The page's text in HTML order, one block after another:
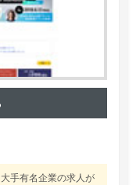
手有名企業の求人が